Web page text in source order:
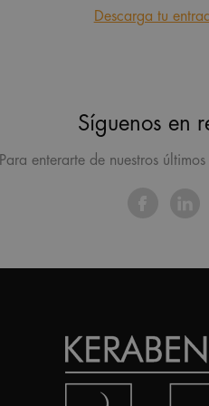
Descarga tu
Síguenos en
Para enterarte de nuestros